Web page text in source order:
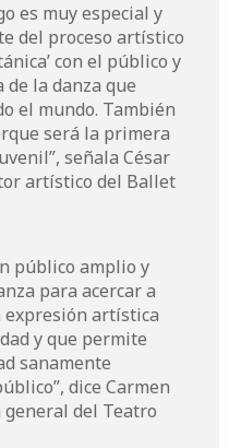
es muy especial y
del proceso artístico
con el público y
de la danza que
el mundo. También
será la primera
señala César
artístico del Ballet
público amplio y
para acercar a
expresión artística
y que permite
sanamente
dice Carmen
del Teatro